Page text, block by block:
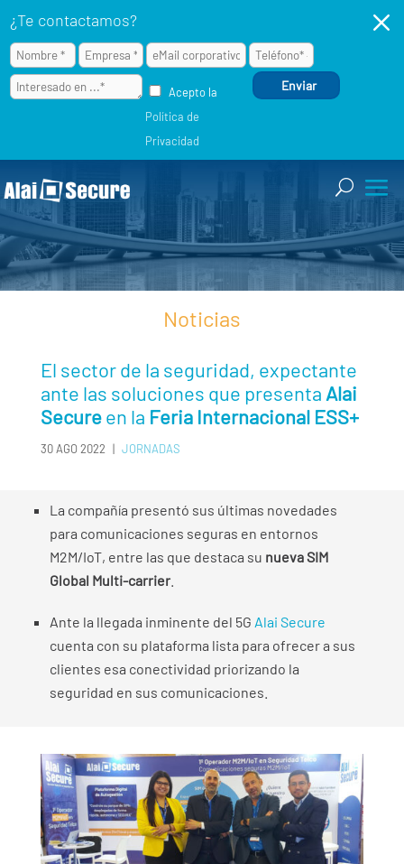
¿Te contactamos?
Acepto la
Política de
Privacidad
M
Noticias
El sector de la seguridad, expectante
ante las soluciones que presenta Alai
Secureen la Feria Internacional ESS+
30 AGO 2022 | JORNADAS
La compañía presentó sus últimas novedades
para comunicaciones seguras en entornos
M2M/IoT, entre las que destaca su nueva SIM
Global Multi-carrier.
Ante la llegada inminente del 5G Alai Secure
cuenta con su plataforma lista para ofrecer a sus
clientes esa conectividad priorizando la
seguridad en sus comunicaciones.